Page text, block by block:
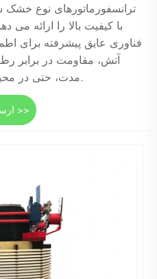
ترانسفورماتورهای نوع
فناوری عایق پیشرفته برای
آتش، مقاومت در برابر
مدت، حتی در محیط های شدید استفاده می کنند.
ارسال استعلام >>